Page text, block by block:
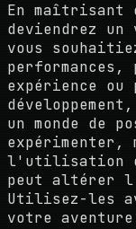
En maîtrisant
deviendrez
vous
expérience ou
un monde de
expérimenter,
l'utilisation
peut altérer
Utilisez-les
votre